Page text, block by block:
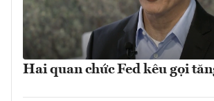
Hai quan chức Fed kêu gọi